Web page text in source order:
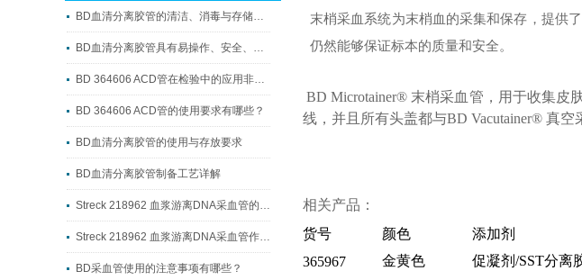
BD血清分离胶管的清洁、消毒与存储方法
BD血清分离胶管具有易操作、安全、准确及可重复性等优点
BD 364606 ACD管在检验中的应用非常广泛
BD 364606 ACD管的使用要求有哪些？
BD血清分离胶管的使用与存放要求
BD血清分离胶管制备工艺详解
Streck 218962 血浆游离DNA采血管的制备工艺流程
Streck 218962 血浆游离DNA采血管作用详解
BD采血管使用的注意事项有哪些？
末梢采血系统为末梢血的采集和保存，提供
仍然能够保证标本的质量和安全。
BD Microtainer® 末梢采血管，用于收集
线，并且所有头盖都与BD Vacutainer® 真空
相关产品：
货号
颜色 添加剂
365967
金黄色 促凝剂/SST分离